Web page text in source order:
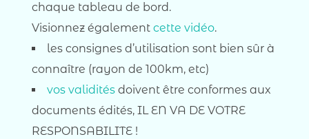
chaque tableau de bord.
Visionnez également cette vidéo.
les consignes d’utilisation sont bien sûr à
connaître (rayon de 100km, etc)
vos validités doivent être conformes aux
documents édités, IL EN VA DE VOTRE
RESPONSABILITE !